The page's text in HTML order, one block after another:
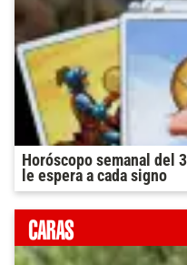
Horóscopo semanal del
le espera a cada signo